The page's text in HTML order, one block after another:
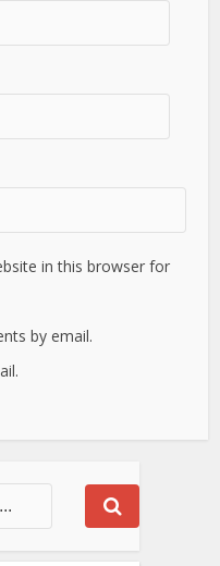
in this browser for
by email.